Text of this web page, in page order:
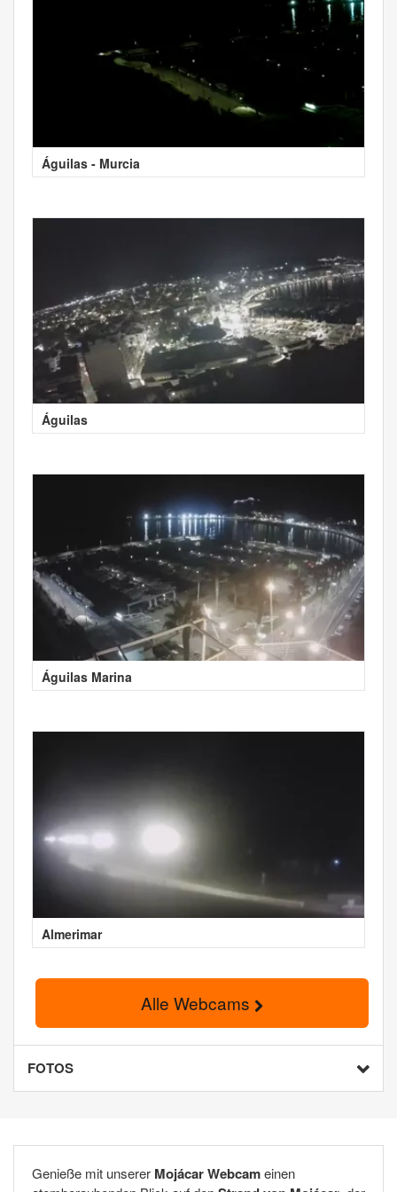
Águilas - Murcia
Águilas
Águilas Marina
Almerimar
Alle Webcams
FOTOS
Genieße mit unserer Mojácar Webcameinen